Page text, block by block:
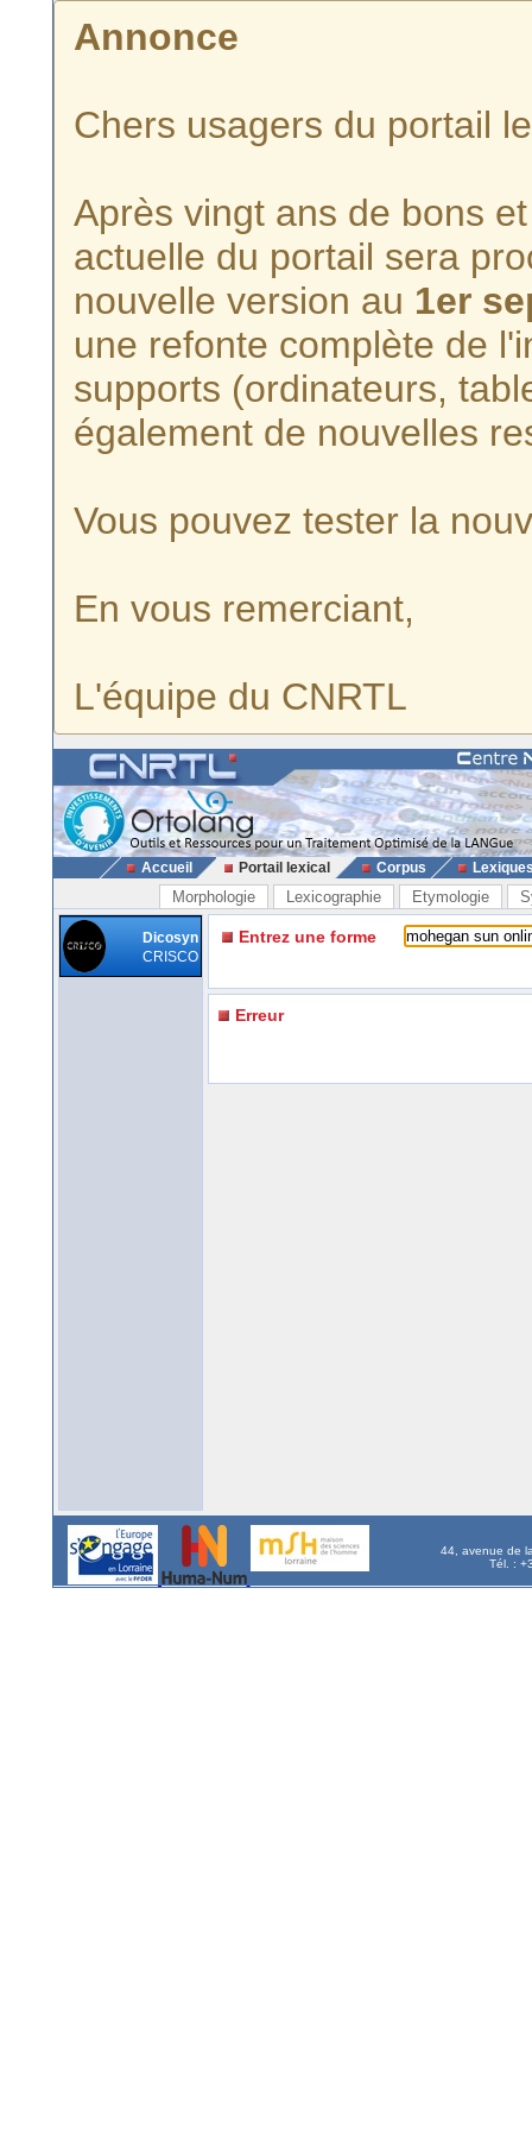
Annonce
Chers usagers du portail
Après vingt ans de bons
actuelle du portail sera
nouvelle version au 1er
une refonte complète de
supports (ordinateurs,
également de nouvelles
Vous pouvez tester la
En vous remerciant,
L'équipe du CNRTL
Accueil Portail lexical Corpus
Morphologie Lexicographie Etymologie
Dicosyn
CRISCO
Entrez une forme
Erreur
44, avenue de
Tél. :